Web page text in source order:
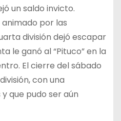
un saldo invicto.
por las
división dejó escapar
le ganó al “Pituco” en la
El cierre del sábado
con una
que pudo ser aún